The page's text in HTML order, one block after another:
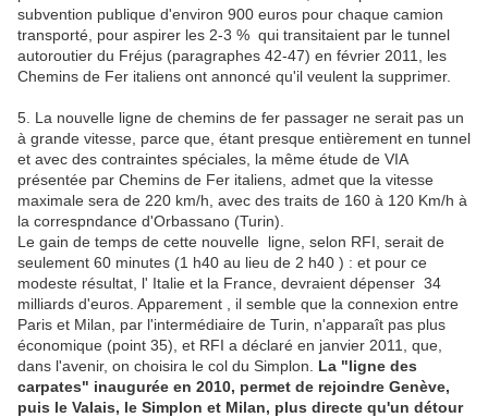
subvention publique d'environ 900 euros pour chaque camion
transporté, pour aspirer les 2-3 % qui transitaient par le tunnel
autoroutier du Fréjus (paragraphes 42-47) en février 2011, les
Chemins de Fer italiens ont annoncé qu'il veulent la supprimer.
5. La nouvelle ligne de chemins de fer passager ne serait pas un
à grande vitesse, parce que, étant presque entièrement en tunnel
et avec des contraintes spéciales, la même étude de VIA
présentée par Chemins de Fer italiens, admet que la vitesse
maximale sera de 220 km/h, avec des traits de 160 à 120 Km/h à
la correspndance d'Orbassano (Turin).
Le gain de temps de cette nouvelle ligne, selon RFI, serait de
seulement 60 minutes (1 h40 au lieu de 2 h40 ) : et pour ce
modeste résultat, l' Italie et la France, devraient dépenser 34
milliards d'euros. Apparement , il semble que la connexion entre
Paris et Milan, par l'intermédiaire de Turin, n'apparaît pas plus
économique (point 35), et RFI a déclaré en janvier 2011, que,
dans l'avenir, on choisira le col du Simplon. La "ligne des
carpates" inaugurée en 2010, permet de rejoindre Genève,
puis le Valais, le Simplon et Milan, plus directe qu'un détour